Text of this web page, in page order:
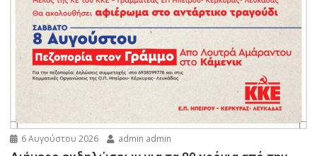
6 Αυγούστου 2026 admin admin